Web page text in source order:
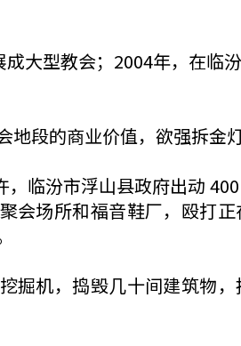
大型教会；2004年，在临
段的商业价值，欲强拆金
，临汾市浮山县政府出动
会场所和福音鞋厂，殴打
掘机，捣毁几十间建筑物